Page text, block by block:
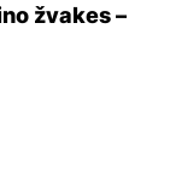
žvakes –